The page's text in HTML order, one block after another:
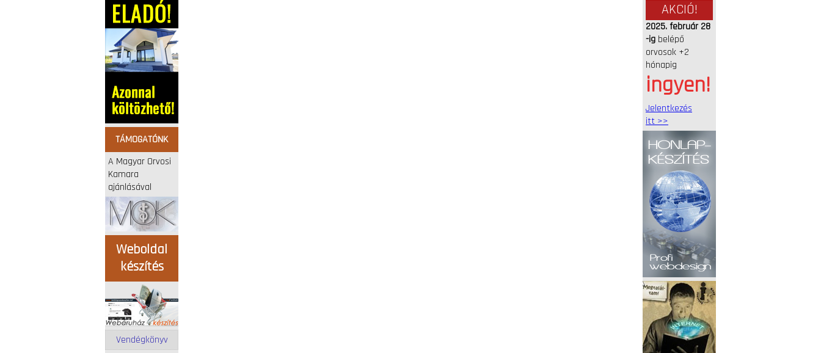
TÁMOGATÓNK
A Magyar Orvosi
Kamara
ajánlásával
Weboldal
készítés
Vendégkönyv
AKCIÓ!
2025. február 28
-ig belépő
orvosok +2
hónapig
ingyen!
Jelentkezés
itt >>